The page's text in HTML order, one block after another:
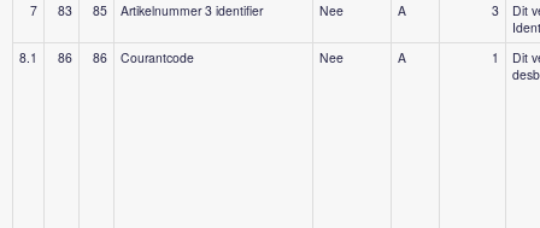
7
83 85 Artikelnummer 3 identifier Nee A 3
Dit
8.1
86 86 Courantcode Nee A 1
Dit